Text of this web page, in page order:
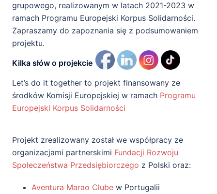
grupowego, realizowanym w latach 2021-2023 w
ramach Programu Europejski Korpus Solidarności.
Zapraszamy do zapoznania się z podsumowaniem
projektu.
Kilka słów o projekcie
Let’s do it together to projekt finansowany ze
środków Komisji Europejskiej w ramach Programu
Europejski Korpus Solidarności
Projekt zrealizowany został we współpracy ze
organizacjami partnerskimi Fundacji Rozwoju
Społeczeństwa Przedsiębiorczego z Polski oraz:
Aventura Marao Clube w Portugalii